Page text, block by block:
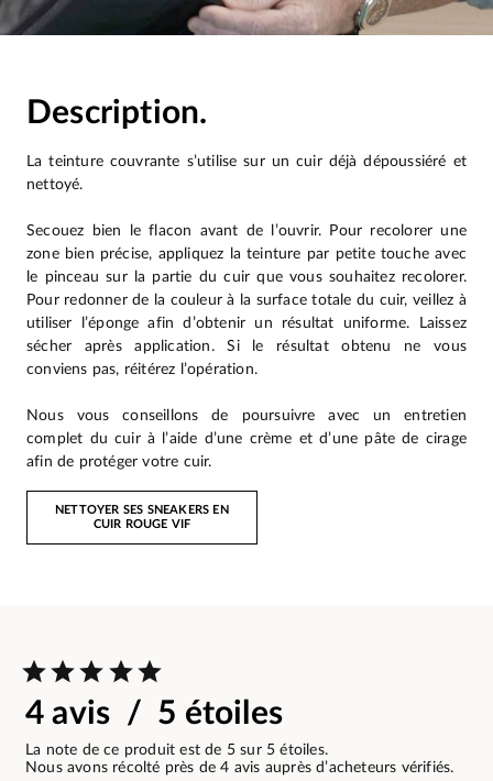
Description.
La teinture couvrante s’utilise sur un cuir déjà dépoussiéré et
nettoyé.
Secouez bien le flacon avant de l’ouvrir. Pour recolorer une
zone bien précise, appliquez la teinture par petite touche avec
le pinceau sur la partie du cuir que vous souhaitez recolorer.
Pour redonner de la couleur à la surface totale du cuir, veillez à
utiliser l’éponge afin d’obtenir un résultat uniforme. Laissez
sécher après application. Si le résultat obtenu ne vous
conviens pas, réitérez l’opération.
Nous vous conseillons de poursuivre avec un entretien
complet du cuir à l’aide d’une crème et d’une pâte de cirage
afin de protéger votre cuir.
NETTOYER SES SNEAKERS EN
CUIR ROUGE VIF
4 avis / 5 étoiles
La note de ce produit est de 5 sur 5 étoiles.
Nous avons récolté près de 4 avis auprès d’acheteurs vérifiés.